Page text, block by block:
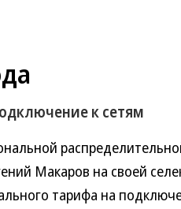
к сетям
Макаров на своей
тарифа на